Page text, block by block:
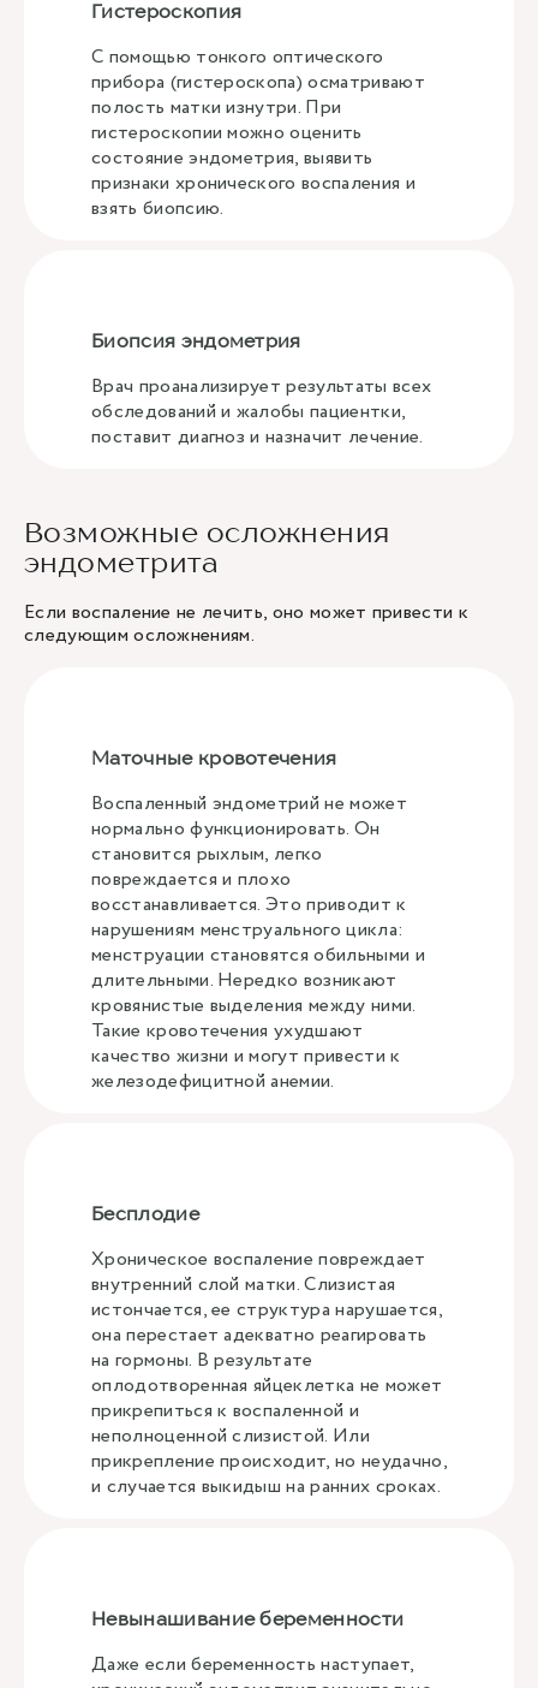
Гистероскопия
С помощью тонкого оптического
прибора (гистероскопа) осматривают
полость матки изнутри. При
гистероскопии можно оценить
состояние эндометрия, выявить
признаки хронического воспаления и
взять биопсию.
Биопсия эндометрия
Врач проанализирует результаты всех
обследований и жалобы пациентки,
поставит диагноз и назначит лечение.
Возможные осложнения
эндометрита
Если воспаление не лечить, оно может привести к
следующим осложнениям.
Маточные кровотечения
Воспаленный эндометрий не может
нормально функционировать. Он
становится рыхлым, легко
повреждается и плохо
восстанавливается. Это приводит к
нарушениям менструального цикла:
менструации становятся обильными и
длительными. Нередко возникают
кровянистые выделения между ними.
Такие кровотечения ухудшают
качество жизни и могут привести к
железодефицитной анемии.
Бесплодие
Хроническое воспаление повреждает
внутренний слой матки. Слизистая
истончается, ее структура нарушается,
она перестает адекватно реагировать
на гормоны. В результате
оплодотворенная яйцеклетка не может
прикрепиться к воспаленной и
неполноценной слизистой. Или
прикрепление происходит, но неудачно,
и случается выкидыш на ранних сроках.
Невынашивание беременности
Даже если беременность наступает,